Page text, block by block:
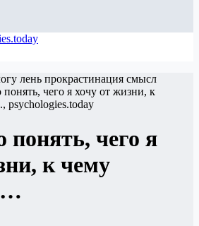
понять, чего я
к чему